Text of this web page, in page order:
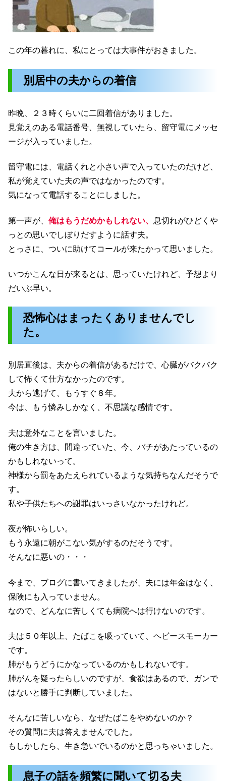
この年の暮れに、私にとっては大事件がおきました。
別居中の夫からの着信
昨晩、２３時くらいに二回着信がありました。
見覚えのある電話番号、無視していたら、留守電にメッセ
ージが入っていました。
留守電には、電話くれと小さい声で入っていたのだけど、
私が覚えていた夫の声ではなかったのです。
気になって電話することにしました。
第一声が、 俺はもうだめかもしれない、 息切れがひどくや
っとの思いでしぼりだすように話す夫。
とっさに、ついに助けてコールが来たかって思いました。
いつかこんな日が来るとは、思っていたけれど、予想より
だいぶ早い。
恐怖心はまったくありませんでし
た。
別居直後は、夫からの着信があるだけで、心臓がバクバク
して怖くて仕方なかったのです。
夫から逃げて、もうすぐ８年。
今は、もう憐みしかなく、不思議な感情です。
夫は意外なことを言いました。
俺の生き方は、間違っていた、今、バチがあたっているの
かもしれないって。
神様から罰をあたえられているような気持ちなんだそうで
す。
私や子供たちへの謝罪はいっさいなかったけれど。
夜が怖いらしい。
もう永遠に朝がこない気がするのだそうです。
そんなに悪いの・・・
今まで、ブログに書いてきましたが、夫には年金はなく、
保険にも入っていません。
なので、どんなに苦しくても病院へは行けないのです。
夫は５０年以上、たばこを吸っていて、ヘビースモーカー
です。
肺がもうどうにかなっているのかもしれないです。
肺がんを疑ったらしいのですが、食欲はあるので、ガンで
はないと勝手に判断していました。
そんなに苦しいなら、なぜたばこをやめないのか？
その質問に夫は答えませんでした。
もしかしたら、生き急いでいるのかと思っちゃいました。
息子の話を頻繁に聞いて切る夫